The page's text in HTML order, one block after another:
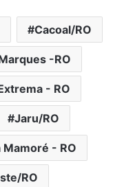
Cacoal/RO
-RO
- RO
Jaru/RO
Mamoré - RO
RO